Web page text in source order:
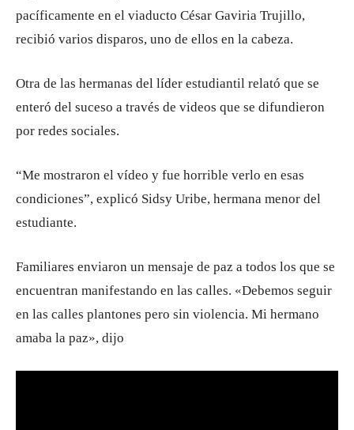
pacíficamente en el viaducto César Gaviria Trujillo,
recibió varios disparos, uno de ellos en la cabeza.
Otra de las hermanas del líder estudiantil relató que se
enteró del suceso a través de videos que se difundieron
por redes sociales.
“Me mostraron el vídeo y fue horrible verlo en esas
condiciones”, explicó Sidsy Uribe, hermana menor del
estudiante.
Familiares enviaron un mensaje de paz a todos los que se
encuentran manifestando en las calles. «Debemos seguir
en las calles plantones pero sin violencia. Mi hermano
amaba la paz», dijo